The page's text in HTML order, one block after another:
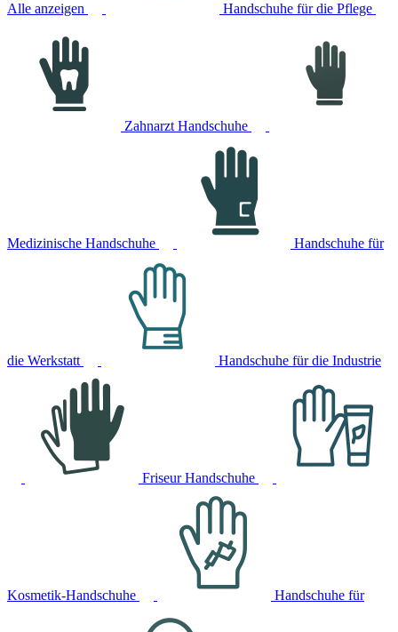
Alle anzeigen Handschuhe für die Pflege
Zahnarzt Handschuhe
Medizinische Handschuhe Handschuhe für
die Werkstatt Handschuhe für die Industrie
Friseur Handschuhe
Kosmetik-Handschuhe Handschuhe für